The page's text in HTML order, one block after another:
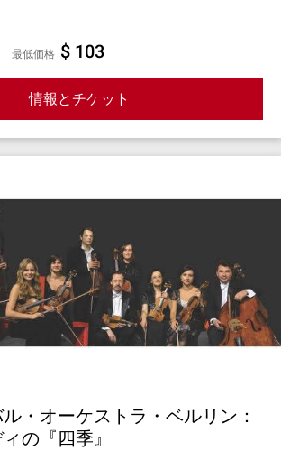
最低価格 $ 103
情報とチケット
・オーケストラ・ベルリン：
の『四季』